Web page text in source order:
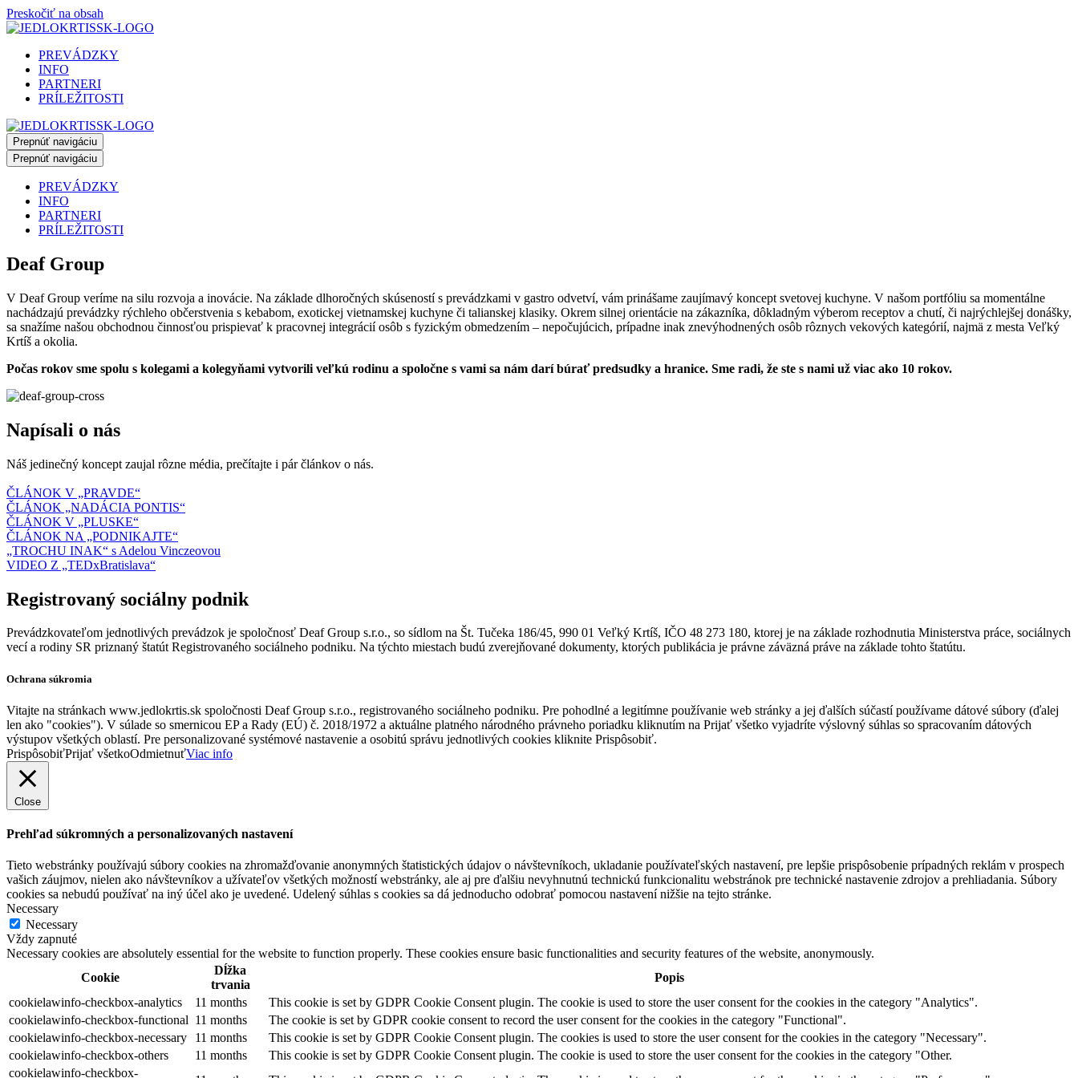
Preskočiť na obsah
PREVÁDZKY
INFO
PARTNERI
PRÍLEŽITOSTI
Prepnúť navigáciu
Prepnúť navigáciu
PREVÁDZKY
INFO
PARTNERI
PRÍLEŽITOSTI
Deaf Group
V Deaf Group veríme na silu rozvoja a inovácie. Na základe dlhoročných skúseností s prevádzkami v gastro odvetví, vám prinášame zaujímavý koncept svetovej kuchyne. V našom portfóliu sa momentálne
nachádzajú prevádzky rýchleho občerstvenia s kebabom, exotickej vietnamskej kuchyne či talianskej klasiky. Okrem silnej orientácie na zákazníka, dôkladným výberom receptov a chutí, či najrýchlejšej donášky,
sa snažíme našou obchodnou činnosťou prispievať k pracovnej integrácií osôb s fyzickým obmedzením – nepočujúcich, prípadne inak znevýhodnených osôb rôznych vekových kategórií, najmä z mesta Veľký
Krtíš a okolia.
Počas rokov sme spolu s kolegami a kolegyňami vytvorili veľkú rodinu a spoločne s vami sa nám darí búrať predsudky a hranice. Sme radi, že ste s nami už viac ako 10 rokov.
Napísali o nás
Náš jedinečný koncept zaujal rôzne média, prečítajte i pár článkov o nás.
ČLÁNOK V „PRAVDE“
ČLÁNOK „NADÁCIA PONTIS“
ČLÁNOK V „PLUSKE“
ČLÁNOK NA „PODNIKAJTE“
„TROCHU INAK“ s Adelou Vinczeovou
VIDEO Z „TEDxBratislava“
Registrovaný sociálny podnik
Prevádzkovateľom jednotlivých prevádzok je spoločnosť Deaf Group s.r.o., so sídlom na Št. Tučeka 186/45, 990 01 Veľký Krtíš, IČO 48 273 180, ktorej je na základe rozhodnutia Ministerstva práce, sociálnych
vecí a rodiny SR priznaný štatút Registrovaného sociálneho podniku. Na týchto miestach budú zverejňované dokumenty, ktorých publikácia je právne záväzná práve na základe tohto štatútu.
Ochrana súkromia
Vitajte na stránkach www.jedlokrtis.sk spoločnosti Deaf Group s.r.o., registrovaného sociálneho podniku. Pre pohodlné a legitímne používanie web stránky a jej ďalších súčastí používame dátové súbory (ďalej
len ako "cookies"). V súlade so smernicou EP a Rady (EÚ) č. 2018/1972 a aktuálne platného národného právneho poriadku kliknutím na Prijať všetko vyjadríte výslovný súhlas so spracovaním dátových
výstupov všetkých oblastí. Pre personalizované systémové nastavenie a osobitú správu jednotlivých cookies kliknite Prispôsobiť.
PrispôsobiťPrijať všetkoOdmietnuťViac info
Close
Prehľad súkromných a personalizovaných nastavení
Tieto webstránky používajú súbory cookies na zhromažďovanie anonymných štatistických údajov o návštevníkoch, ukladanie používateľských nastavení, pre lepšie prispôsobenie prípadných reklám v prospech
vašich záujmov, nielen ako návštevníkov a užívateľov všetkých možností webstránky, ale aj pre ďalšiu nevyhnutnú technickú funkcionalitu webstránok pre technické nastavenie zdrojov a prehliadania. Súbory
cookies sa nebudú používať na iný účel ako je uvedené. Udelený súhlas s cookies sa dá jednoducho odobrať pomocou nastavení nižšie na tejto stránke.
Necessary
Necessary
Vždy zapnuté
Necessary cookies are absolutely essential for the website to function properly. These cookies ensure basic functionalities and security features of the website, anonymously.
Cookie
Dĺžka
trvania
Popis
cookielawinfo-checkbox-analytics
11 months
This cookie is set by GDPR Cookie Consent plugin. The cookie is used to store the user consent for the cookies in the category "Analytics".
cookielawinfo-checkbox-functional 11 months
The cookie is set by GDPR cookie consent to record the user consent for the cookies in the category "Functional".
cookielawinfo-checkbox-necessary
11 months
This cookie is set by GDPR Cookie Consent plugin. The cookies is used to store the user consent for the cookies in the category "Necessary".
cookielawinfo-checkbox-others
11 months
This cookie is set by GDPR Cookie Consent plugin. The cookie is used to store the user consent for the cookies in the category "Other.
cookielawinfo-checkbox-